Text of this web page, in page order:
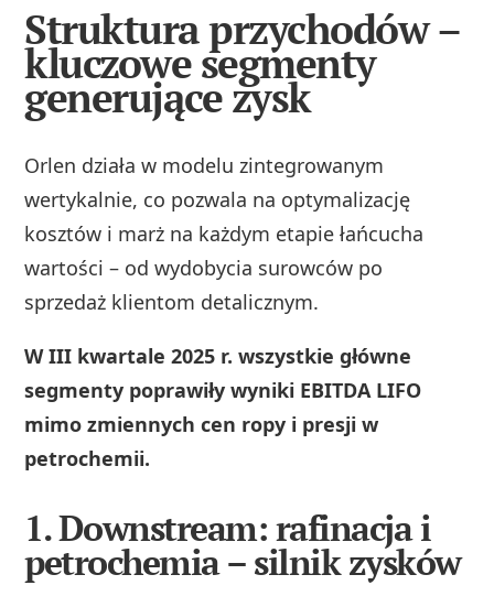
Struktura przychodów –
kluczowe segmenty
generujące zysk
Orlen działa w modelu zintegrowanym
wertykalnie, co pozwala na optymalizację
kosztów i marż na każdym etapie łańcucha
wartości – od wydobycia surowców po
sprzedaż klientom detalicznym.
W III kwartale 2025 r. wszystkie główne
segmenty poprawiły wyniki EBITDA LIFO
mimo zmiennych cen ropy i presji w
petrochemii.
1.Downstream: rafinacja i
petrochemia – silnik zysków